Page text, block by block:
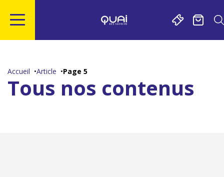
contenu
la
Accueil Article Page 5
Tous nos contenus